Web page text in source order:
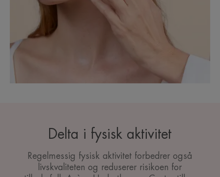
Delta i fysisk aktivitet
Regelmessig fysisk aktivitet forbedrer også
livskvaliteten og reduserer risikoen for